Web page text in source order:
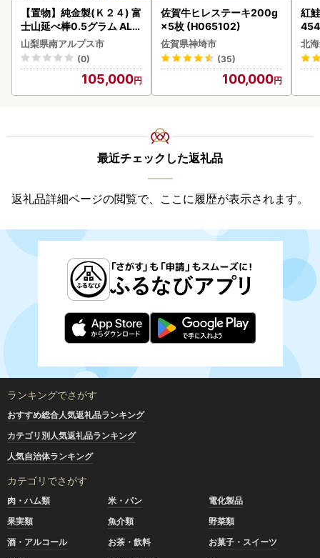
【置物】純金製(Ｋ２４) 富
士山延べ棒0.5グラム ALP
BK181
山梨県南アルプス市
(0)
105,000
佐賀牛ヒレステーキ200g
×5枚 (H065102)
佐賀県神埼市
(35)
100,000
紅
454
北
最近チェックした返礼品
返礼品詳細ページの閲覧で、ここに履歴が表示されます。
ランキングでさがす
おすすめ総合人気返礼品ランキング
カテゴリ別人気返礼品ランキング
人気自治体ランキング
カテゴリでさがす
肉・ハム類 米・パン
電化製品
果実類
魚介類
野菜類
酒・アルコール
お茶・飲料
お菓子・スイーツ